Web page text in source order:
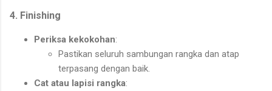
4. Finishing
Periksa kekokohan:
Pastikan seluruh sambungan rangka dan atap
terpasang dengan baik.
Cat atau lapisi rangka: